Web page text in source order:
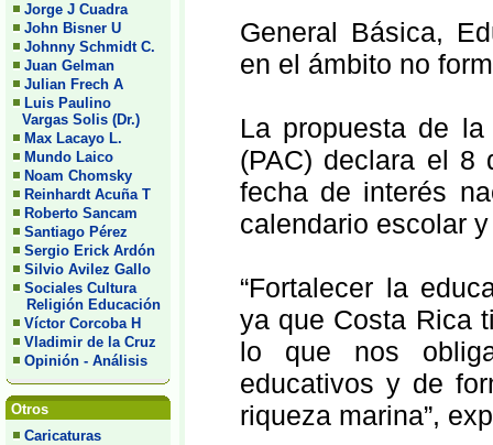
Jorge J Cuadra
John Bisner U
Johnny Schmidt C.
Juan Gelman
Julian Frech A
Luis Paulino
Vargas Solis (Dr.)
Max Lacayo L.
Mundo Laico
Noam Chomsky
Reinhardt Acuña T
Roberto Sancam
Santiago Pérez
Sergio Erick Ardón
Silvio Avilez Gallo
Sociales Cultura
Religión Educación
Víctor Corcoba H
Vladimir de la Cruz
Opinión - Análisis
Otros
Caricaturas
General Básica,
en el ámbito no
La propuesta de
(PAC) declara el 8
fecha de interés
calendario escolar
“Fortalecer la
ya que Costa Rica
lo que nos
educativos y de
riqueza marina”,